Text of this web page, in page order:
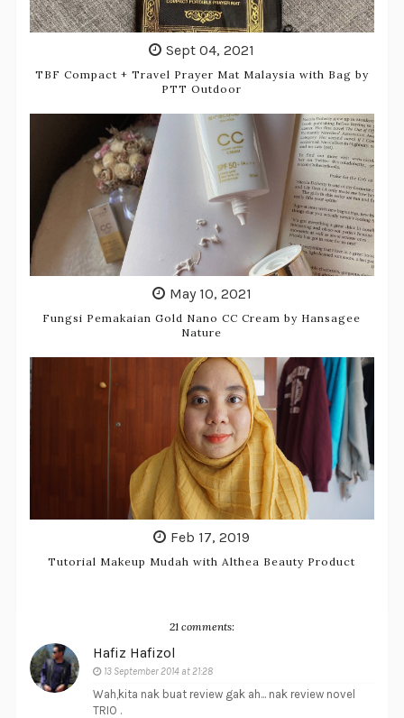
Sept 04, 2021
TBF Compact + Travel Prayer Mat Malaysia with Bag by
PTT Outdoor
May 10, 2021
Fungsi Pemakaian Gold Nano CC Cream by Hansagee
Nature
Feb 17, 2019
Tutorial Makeup Mudah with Althea Beauty Product
21 comments:
Hafiz Hafizol
13 September 2014 at 21:28
Wah,kita nak buat review gak ah... nak review novel
TRIO .